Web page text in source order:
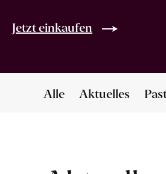
Jetzt einkaufen
Alle Aktuelles